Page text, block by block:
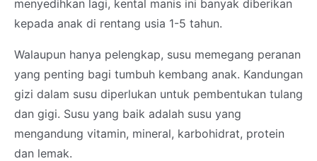
menyedihkan lagi, kental manis ini banyak diberikan
kepada anak di rentang usia 1-5 tahun.
Walaupun hanya pelengkap, susu memegang peranan
yang penting bagi tumbuh kembang anak. Kandungan
gizi dalam susu diperlukan untuk pembentukan tulang
dan gigi. Susu yang baik adalah susu yang
mengandung vitamin, mineral, karbohidrat, protein
dan lemak.